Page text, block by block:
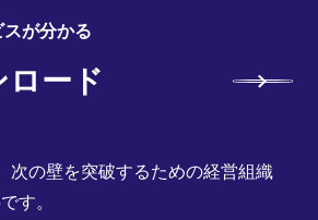
が分かる
ード
次の壁を突破するための経営組織
す。